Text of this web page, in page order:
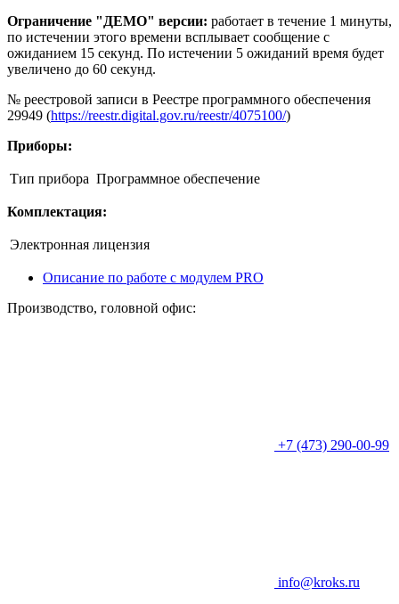
Ограничение "ДЕМО" версии: работает в течение 1 минуты,
по истечении этого времени всплывает сообщение с
ожиданием 15 секунд. По истечении 5 ожиданий время будет
увеличено до 60 секунд.
№ реестровой записи в Реестре программного обеспечения
29949 (https://reestr.digital.gov.ru/reestr/4075100/)
Приборы:
Тип прибора Программное обеспечение
Комплектация:
Электронная лицензия
Описание по работе с модулем PRO
Производство, головной офис:
+7 (473) 290-00-99
info@kroks.ru